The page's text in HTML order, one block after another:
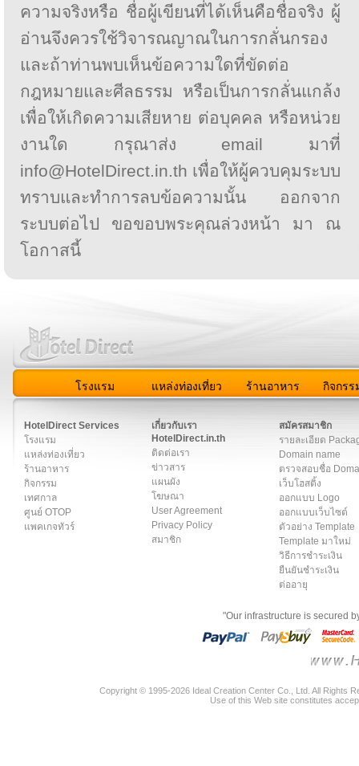
ความจริงหรือ ชื่อผู้เขียนที่ได้เห็นคือชื่อจริง ผู้
อ่านจึงควรใช้วิจารณญาณในการกลั่นกรอง
และถ้าท่านพบเห็นข้อความใดที่ขัดต่อ
กฎหมายและศีลธรรม หรือเป็นการกลั่นแกล้ง
เพื่อให้เกิดความเสียหาย ต่อบุคคล หรือหน่วย
งานใด กรุณาส่ง email มาที่
info@HotelDirect.in.th เพื่อให้ผู้ควบคุมระบบ
ทราบและทำการลบข้อความนั้น ออกจาก
ระบบต่อไป ขอขอบพระคุณล่วงหน้า มา ณ
โอกาสนี้
โรงแรม แหล่งท่องเที่ยว ร้านอาหาร กิจกรร
HotelDirect Services
โรงแรม
แหล่งท่องเที่ยว
ร้านอาหาร
กิจกรรม
เทศกาล
ศูนย์ OTOP
แพคเกจทัวร์
เกี่ยวกับเรา
HotelDirect.in.th
ติดต่อเรา
ข่าวสาร
แผนผัง
โฆษณา
User Agreement
Privacy Policy
สมาชิก
สมัครสมาชิก
รายละเอียด
Domain name
ตรวจสอบชื่อ
เว็บโฮสติ้ง
ออกแบบ Logo
ออกแบบเว็บไซต์
ตัวอย่าง Template
Template มาใหม่
วิธีการชำระเงิน
ยืนยันชำระเงิน
ต่ออายุ
"Our infrastructure is secured
Copyright © 1995-2026 Ideal Creation Center Co., Ltd. All Rights
Use of this Web site constitutes